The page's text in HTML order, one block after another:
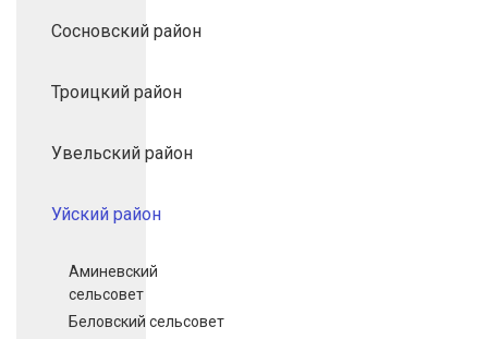
Сосновский район
Троицкий район
Увельский район
Уйский район
Аминевский
сельсовет
Беловский сельсовет